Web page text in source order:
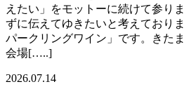
えたい」をモットーに続けて参り
ずに伝えてゆきたいと考えており
パークリングワイン」です。きた
会場[…..]
2026.07.14